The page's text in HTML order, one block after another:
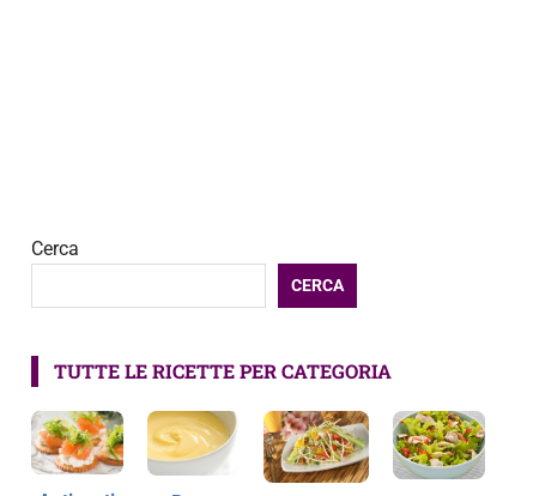
Cerca
CERCA
TUTTE LE RICETTE PER CATEGORIA